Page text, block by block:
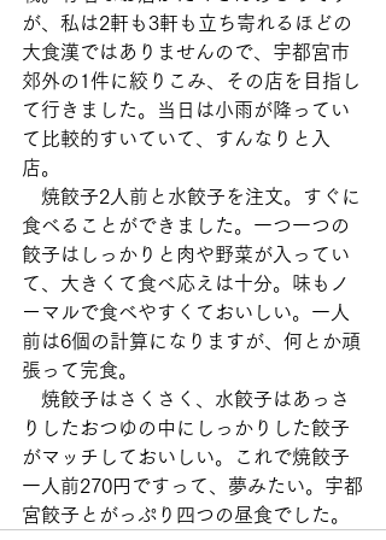
が、私は2軒も3軒も立ち寄れるほどの
大食漢ではありませんので、宇都宮市
郊外の1件に絞りこみ、その店を目指し
て行きました。当日は小雨が降ってい
て比較的すいていて、すんなりと入
店。
焼餃子2人前と水餃子を注文。すぐに
食べることができました。一つ一つの
餃子はしっかりと肉や野菜が入ってい
て、大きくて食べ応えは十分。味もノ
ーマルで食べやすくておいしい。一人
前は6個の計算になりますが、何とか頑
張って完食。
焼餃子はさくさく、水餃子はあっさ
りしたおつゆの中にしっかりした餃子
がマッチしておいしい。これで焼餃子
一人前270円ですって、夢みたい。宇都
宮餃子とがっぷり四つの昼食でした。